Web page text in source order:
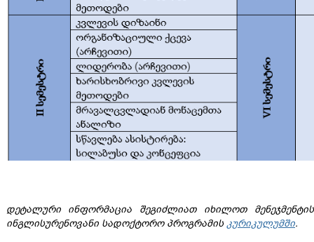
დეტალური ინფორმაცია შეგიძლიათ იხილოთ მენეჯმენტის
ინგლისურენოვანი სადოქტორო პროგრამისკურიკულუმში.